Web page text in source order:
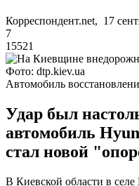
Корреспондент.net, 17
7
15521
Фото: dtp.kiev.ua
Автомобиль
Удар был
автомобиль
стал новой
В Киевской области в селе